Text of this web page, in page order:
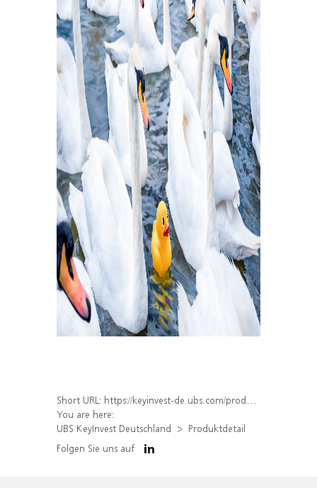
Short URL: https://keyinvest-de.ubs.com/produkt/detail/index/isin/DE000WA3KB01
You are here:
UBS KeyInvest Deutschland
Produktdetail
Folgen Sie uns auf